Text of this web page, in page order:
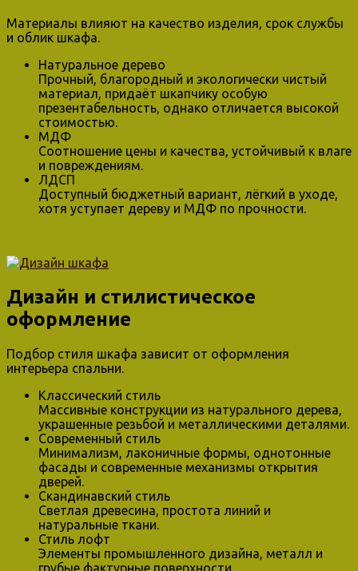
Материалы влияют на качество изделия, срок службы
и облик шкафа.
Натуральное дерево
Прочный, благородный и экологически чистый
материал, придаёт шкапчику особую
презентабельность, однако отличается высокой
стоимостью.
МДФ
Соотношение цены и качества, устойчивый к влаге
и повреждениям.
ЛДСП
Доступный бюджетный вариант, лёгкий в уходе,
хотя уступает дереву и МДФ по прочности.
Дизайн и стилистическое
оформление
Подбор стиля шкафа зависит от оформления
интерьера спальни.
Классический стиль
Массивные конструкции из натурального дерева,
украшенные резьбой и металлическими деталями.
Современный стиль
Минимализм, лаконичные формы, однотонные
фасады и современные механизмы открытия
дверей.
Скандинавский стиль
Светлая древесина, простота линий и
натуральные ткани.
Стиль лофт
Элементы промышленного дизайна, металл и
грубые фактурные поверхности.